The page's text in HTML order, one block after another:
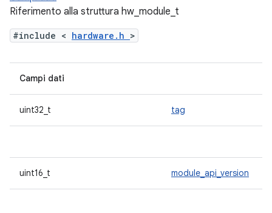
Riferimento alla struttura hw_module_t
#include < hardware.h >
Campi dati
uint32_t tag
uint16_t module_api_version